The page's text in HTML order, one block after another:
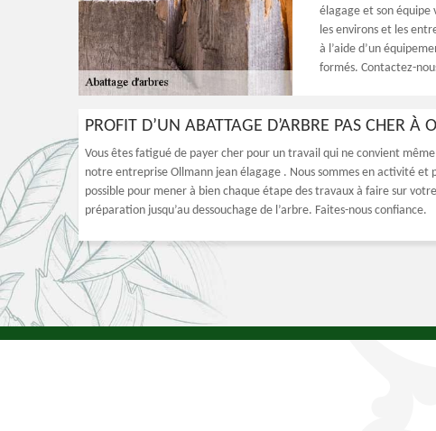
élagage et son
les environs et les
à l’aide d’un
formés. Contactez-
PROFIT D’UN ABATTAGE D’ARBRE PAS CHER À
Vous êtes fatigué de payer cher pour un travail qui ne convient
notre entreprise Ollmann jean élagage . Nous sommes en activité et
possible pour mener à bien chaque étape des travaux à faire sur
préparation jusqu’au dessouchage de l’arbre. Faites-nous confiance.